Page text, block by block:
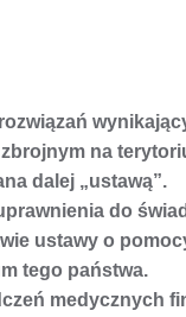
na
dalej „ustawą”.
do
ustawy o
tego państwa.
medycznych